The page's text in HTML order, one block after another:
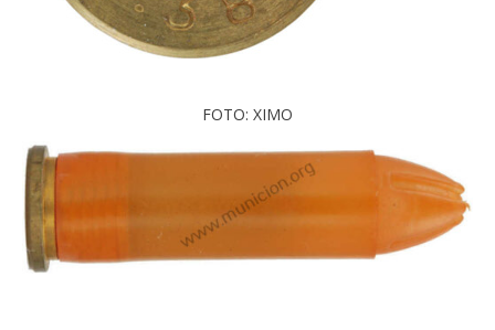
FOTO: XIMO